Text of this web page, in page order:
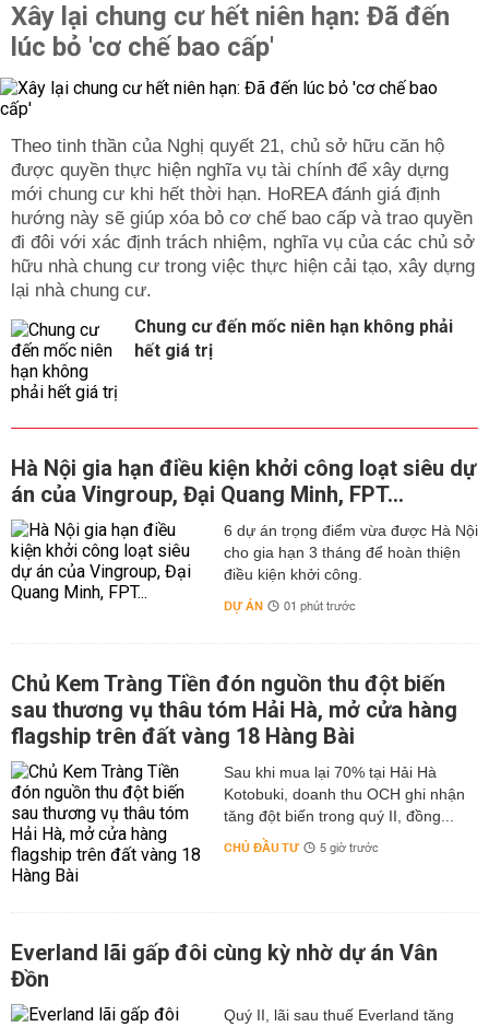
Xây lại chung cư hết niên hạn: Đã đến
lúc bỏ 'cơ chế bao cấp'
Theo tinh thần của Nghị quyết 21, chủ sở hữu căn hộ
được quyền thực hiện nghĩa vụ tài chính để xây dựng
mới chung cư khi hết thời hạn. HoREA đánh giá định
hướng này sẽ giúp xóa bỏ cơ chế bao cấp và trao quyền
đi đôi với xác định trách nhiệm, nghĩa vụ của các chủ sở
hữu nhà chung cư trong việc thực hiện cải tạo, xây dựng
lại nhà chung cư.
Chung cư đến mốc niên hạn không phải
hết giá trị
Hà Nội gia hạn điều kiện khởi công loạt siêu dự
án của Vingroup, Đại Quang Minh, FPT...
6 dự án trọng điểm vừa được Hà Nội
cho gia hạn 3 tháng để hoàn thiện
điều kiện khởi công.
DỰ ÁN 01 phút trước
Chủ Kem Tràng Tiền đón nguồn thu đột biến
sau thương vụ thâu tóm Hải Hà, mở cửa hàng
flagship trên đất vàng 18 Hàng Bài
Sau khi mua lại 70% tại Hải Hà
Kotobuki, doanh thu OCH ghi nhận
tăng đột biến trong quý II, đồng...
CHỦ ĐẦU TƯ 5 giờ trước
Everland lãi gấp đôi cùng kỳ nhờ dự án Vân
Đồn
Quý II, lãi sau thuế Everland tăng